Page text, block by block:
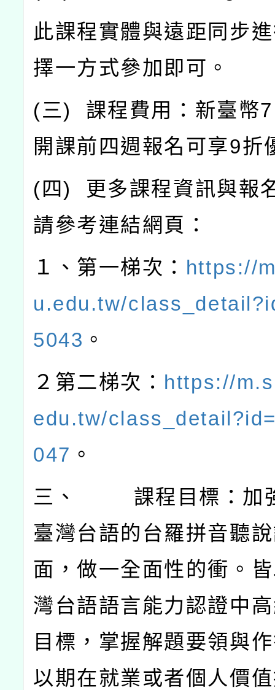
此課程實體與遠距同步
擇一方式參加即可。
(三) 課程費用：新臺幣
開課前四週報名可享9折
( 四) 更多課程資訊與報
請參考連結網頁：
１、第一梯次： https://
u.edu.tw/
5043 。
２第二梯次： https://
edu.tw/
047 。
三、
課程目標：加
臺灣台語的台羅拼音聽
面，做一全面性的衝。
灣台語語言能力認證中
目標，掌握解題要領與
以期在就業或者個人價